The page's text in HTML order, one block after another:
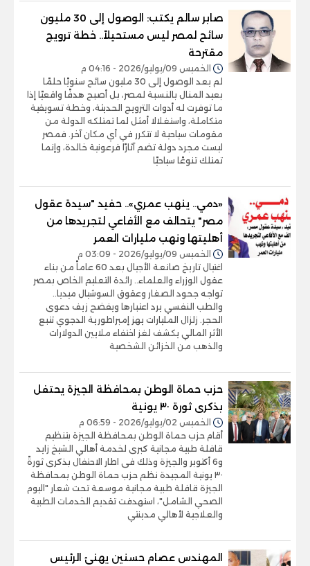
صابر سالم يكتب: الوصول إلى 30 مليون
سائح لمصر ليس مستحيلاً.. خطة ترويج
مقترحة
الخميس 09/يوليو/2026 - 04:16 م
لم يعد الوصول إلى 30 مليون سائح سنويًا حلمًا
بعيد المنال بالنسبة لمصر، بل أصبح هدفًا واقعيًا إذا
ما توفرت له أدوات الترويج الحديثة، وخطة تسويقية
متكاملة، واستغلالا أمثل لما تمتلكه الدولة من
مقومات سياحية لا تتكرر في أي مكان آخر. فمصر
ليست مجرد دولة تضم آثارًا فرعونية خالدة، وإنما
تمتلك تنوعًا سياحيًا
«دمي.. ينهب عمري».. حفيد "سيدة عقول
مصر" يتحالف مع الأفاعي لتجريدها من
أهليتها ونهب مليارات العمر
الخميس 09/يوليو/2026 - 03:09 م
اغتيال تاريخ صانعة الأجيال بعد 60 عاماً من بناء
عقول الوزراء والعلماء.. رائدة التعليم الخاص بمصر
تواجه جحود الصغار وعقوق السوشيال ميديا..
والطب النفسي يرد اعتبارها ويفضح زيف دعوى
الحجر. زلزال المليارات يهز إمبراطورية الدجوي تتبع
الأثر المالي يكشف لغز اختفاء ملايين الدولارات
والذهب من الخزائن الشخصية
حزب حماة الوطن بمحافظة الجيزة يحتفل
بذكرى ثورة ٣٠ يونية
الخميس 02/يوليو/2026 - 06:59 م
أقام حزب حماة الوطن بمحافظة الجيزة بتنظيم
قافلة طبية مجانية كبرى لخدمة أهالي الشيخ زايد
و6 أكتوبر والجيزة وذلك فى اطار الاحتفال بذكرى ثورةً
٣٠ يونية المجيدة نظم حزب حماة الوطن بمحافظة
الجيزة قافلة طبية مجانية موسعة تحت شعار "اليوم
الصحي الشامل"، استهدفت تقديم الخدمات الطبية
والعلاجية لأهالي مدينتي
المهندس عصام حسنين يهنئ الرئيس